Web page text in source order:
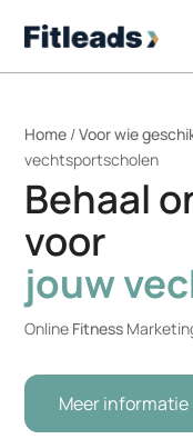
Home /Voor wie
vechtsportscholen
Behaal
voor
jouw
Online Fitness
Meer informatie